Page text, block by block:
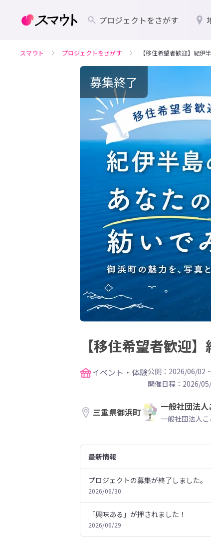
プロジェクトをさがす
スマウト プロジェクトをさがす 【移住希望者歓迎】紀伊
募集終了
【移住希望者歓迎
イベント・体験公開：2026/06/02 ~
開催日程： 2026/
三重県御浜町 一般社団法
一般社団法人
最新情報
プロジェクトの募集が終了しました。
2026/06/30
「興味ある」が押されました！
2026/06/29